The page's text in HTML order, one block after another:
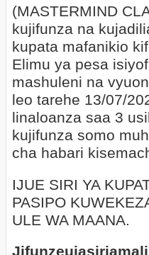
(MASTERMIND
kujifunza na
kupata mafanikio
Elimu ya pesa
mashuleni na
leo tarehe 13/07/
linaloanza saa 3
kujifunza somo
cha habari
IJUE SIRI YA
PASIPO
ULE WA MAANA.